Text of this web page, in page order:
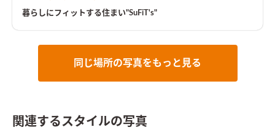
暮らしにフィットする住まい"SuFiT's"
同じ場所の写真をもっと見る
関連するスタイルの写真